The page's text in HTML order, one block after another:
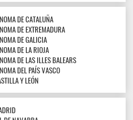
DE CATALUÑA
DE EXTREMADURA
DE GALICIA
DE LA RIOJA
DE LAS ILLES BALEARS
DEL PAÍS VASCO
Y LEÓN